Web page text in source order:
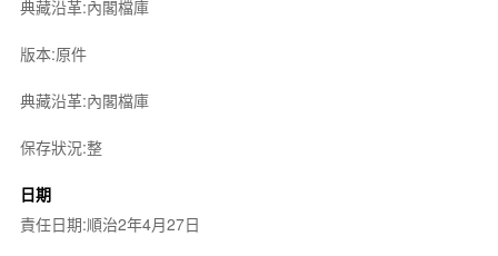
典藏沿革:內閣檔庫
版本:原件
典藏沿革:內閣檔庫
保存狀況:整
日期
責任日期:順治2年4月27日